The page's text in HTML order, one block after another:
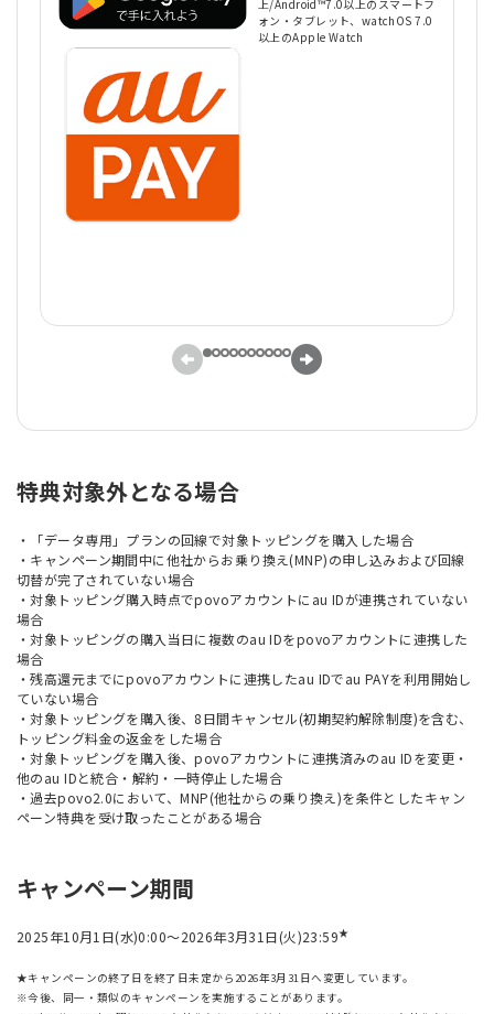
上/Android™7.0以上のスマートフ
ォン・タブレット、watchOS 7.0
以上のApple Watch
特典対象外となる場合
・「データ専用」プランの回線で対象トッピングを購入した場合
・キャンペーン期間中に他社からお乗り換え(MNP)の申し込みおよび回線
切替が完了されていない場合
・対象トッピング購入時点でpovoアカウントにau IDが連携されていない
場合
・対象トッピングの購入当日に複数のau IDをpovoアカウントに連携した
場合
・残高還元までにpovoアカウントに連携したau IDでau PAYを利用開始し
ていない場合
・対象トッピングを購入後、8日間キャンセル(初期契約解除制度)を含む、
トッピング料金の返金をした場合
・対象トッピングを購入後、povoアカウントに連携済みのau IDを変更・
他のau IDと統合・解約・一時停止した場合
・過去povo2.0において、MNP(他社からの乗り換え)を条件としたキャン
ペーン特典を受け取ったことがある場合
キャンペーン期間
2025年10月1日(水)0:00～2026年3月31日(火)23:59★
★キャンペーンの終了日を終了日未定から2026年3月31日へ変更しています。
※今後、同一・類似のキャンペーンを実施することがあります。